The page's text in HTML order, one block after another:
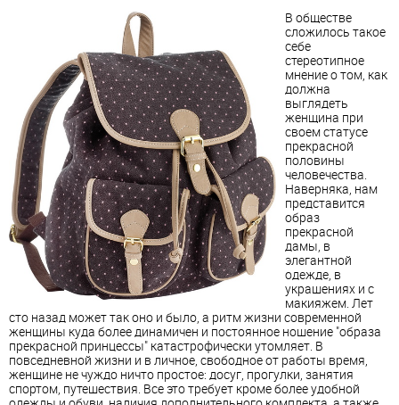
В обществе
сложилось такое
себе
стереотипное
мнение о том, как
должна
выглядеть
женщина при
своем статусе
прекрасной
половины
человечества.
Наверняка, нам
представится
образ
прекрасной
дамы, в
элегантной
одежде, в
украшениях и с
макияжем. Лет
сто назад может так оно и было, а ритм жизни современной
женщины куда более динамичен и постоянное ношение "образа
прекрасной принцессы" катастрофически утомляет. В
повседневной жизни и в личное, свободное от работы время,
женщине не чуждо ничто простое: досуг, прогулки, занятия
спортом, путешествия. Все это требует кроме более удобной